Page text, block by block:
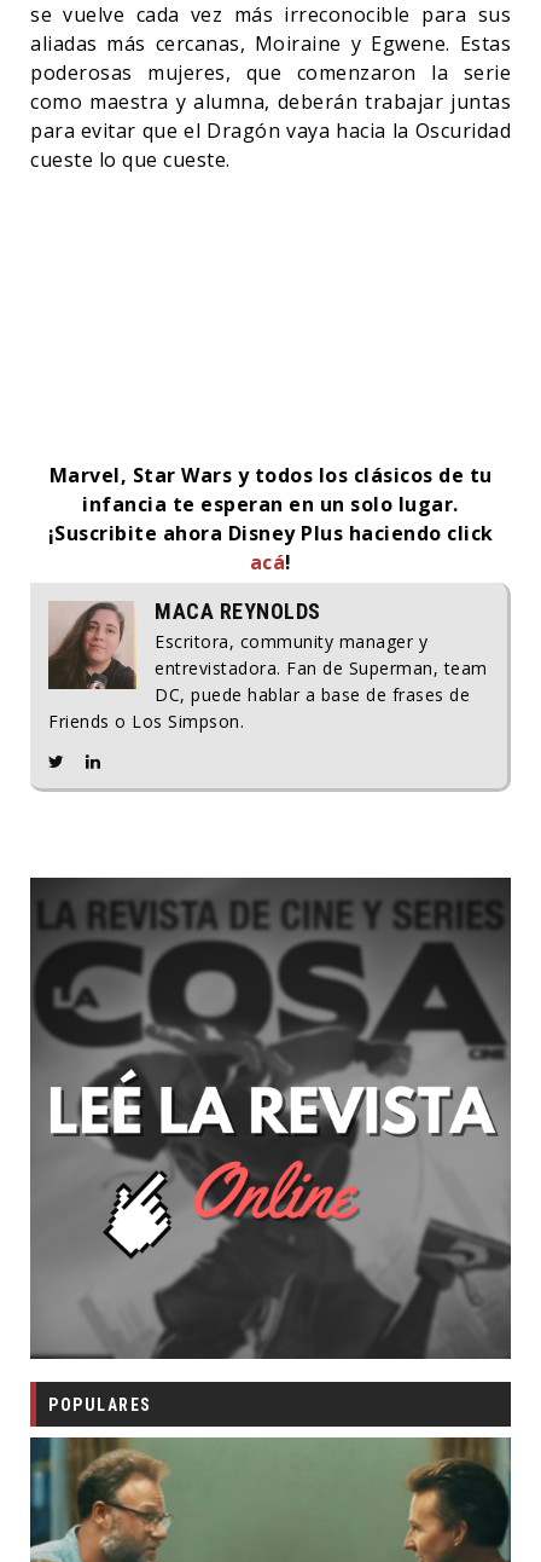
se vuelve cada vez más irreconocible para sus
aliadas más cercanas, Moiraine y Egwene. Estas
poderosas mujeres, que comenzaron la serie
como maestra y alumna, deberán trabajar juntas
para evitar que el Dragón vaya hacia la Oscuridad
cueste lo que cueste.
Marvel, Star Wars y todos los clásicos de tu
infancia te esperan en un solo lugar.
¡Suscribite ahora Disney Plus haciendo click
acá!
MACA REYNOLDS
Escritora, community manager y
entrevistadora. Fan de Superman, team
DC, puede hablar a base de frases de
Friends o Los Simpson.
POPULARES